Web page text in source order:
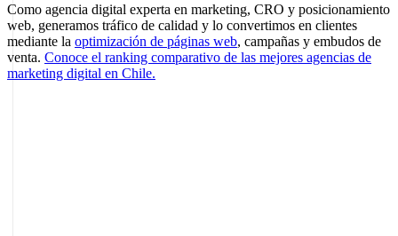
Como agencia digital experta en marketing, CRO y posicionamiento
web, generamos tráfico de calidad y lo convertimos en clientes
mediante la optimización de páginas web, campañas y embudos de
venta. Conoce el ranking comparativo de las mejores agencias de
marketing digital en Chile.